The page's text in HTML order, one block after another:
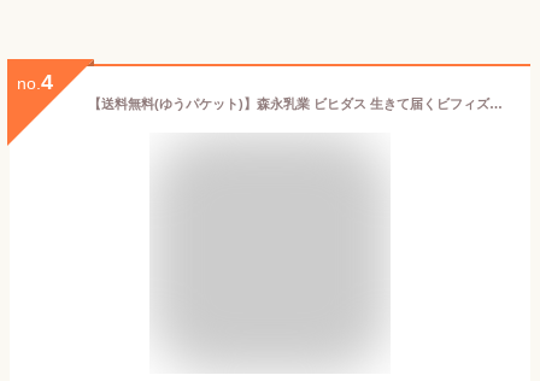
no. 4
【送料無料(ゆうパケット)】森永乳業 ビヒダス 生きて届くビフィズス菌 15日分 ビフィズス菌 BB536 腸活 便秘改善 排便改善 サプリ サプリメント 【機能性表示食品】